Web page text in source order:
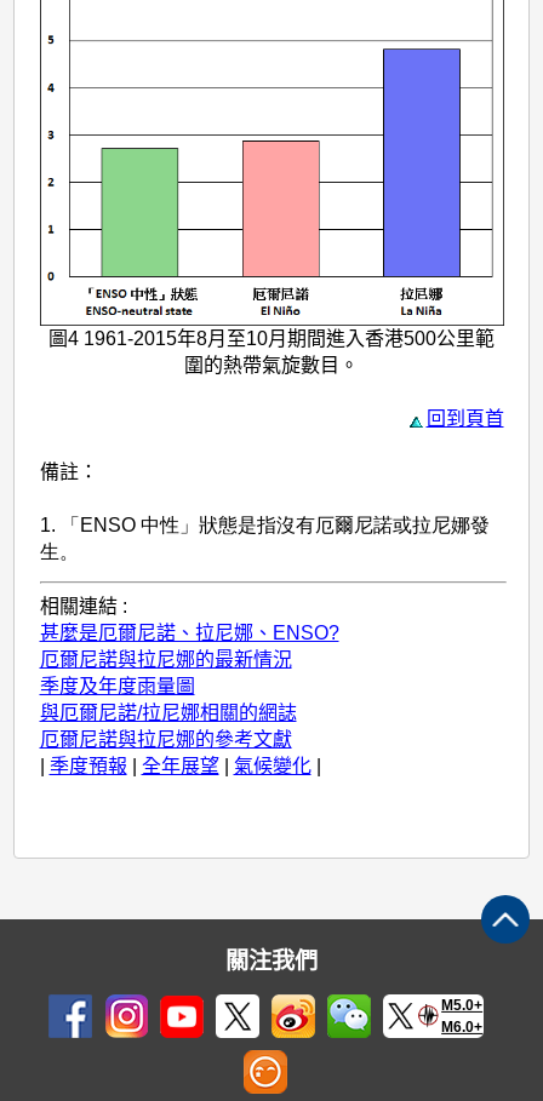
圖4 1961-2015年8月至10月期間進入香港500公里範
圍的熱帶氣旋數目。
回到頁首
備註：
1. 「ENSO 中性」狀態是指沒有厄爾尼諾或拉尼娜發
生。
相關連結 :
甚麼是厄爾尼諾、拉尼娜、ENSO?
厄爾尼諾與拉尼娜的最新情況
季度及年度雨量圖
與厄爾尼諾/拉尼娜相關的網誌
厄爾尼諾與拉尼娜的參考文獻
季度預報 全年展望 氣候變化|
關注我們
M5.0+
M6.0+